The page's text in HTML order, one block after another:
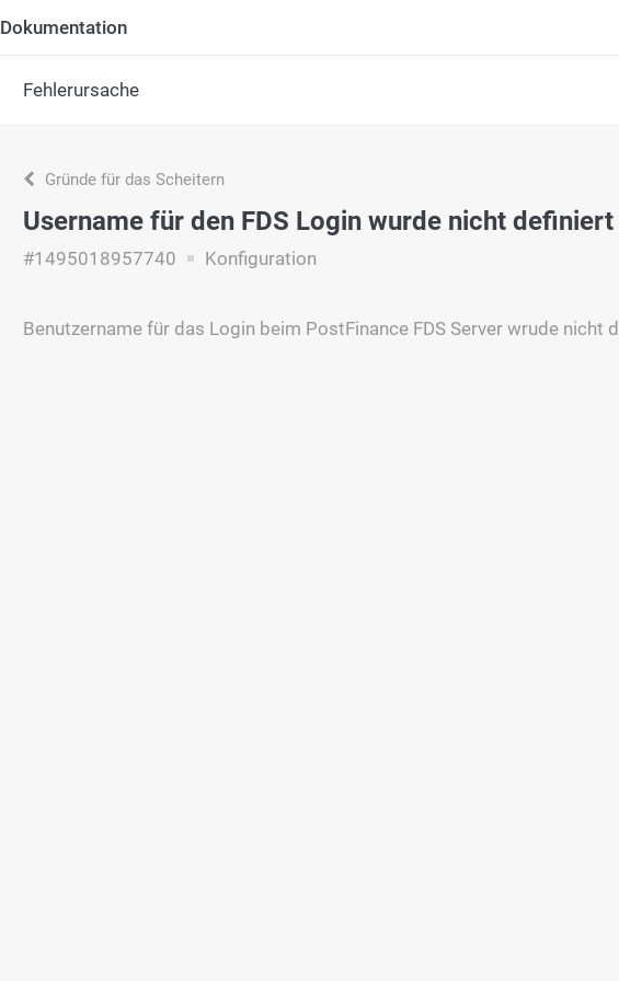
Dokumentation
Fehlerursache
Gründe für das Scheitern
Username für den FDS Login wurde nicht definiert
#1495018957740 Konfiguration
Benutzername für das Login beim PostFinance FDS Server wrude nicht